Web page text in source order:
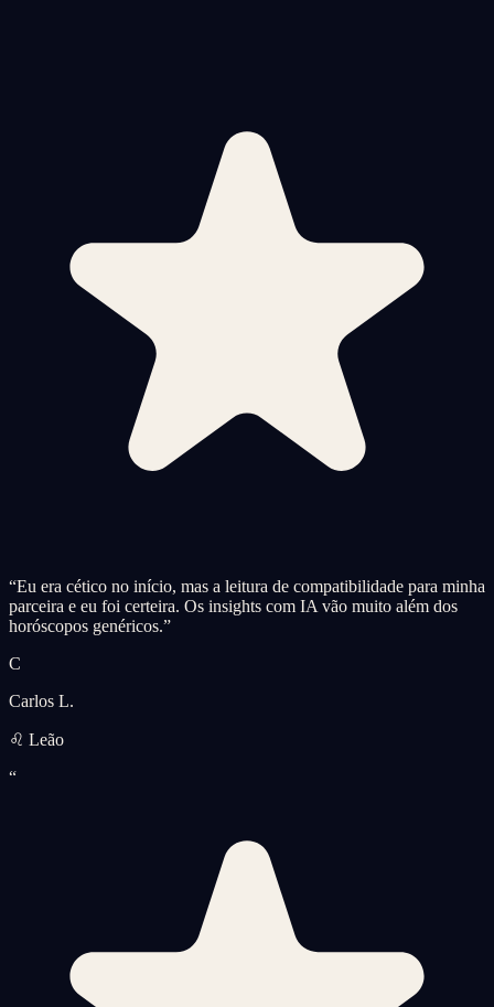
“Eu era cético no início, mas a leitura de compatibilidade para minha
parceira e eu foi certeira. Os insights com IA vão muito além dos
horóscopos genéricos.”
C
Carlos L.
♌ Leão
“